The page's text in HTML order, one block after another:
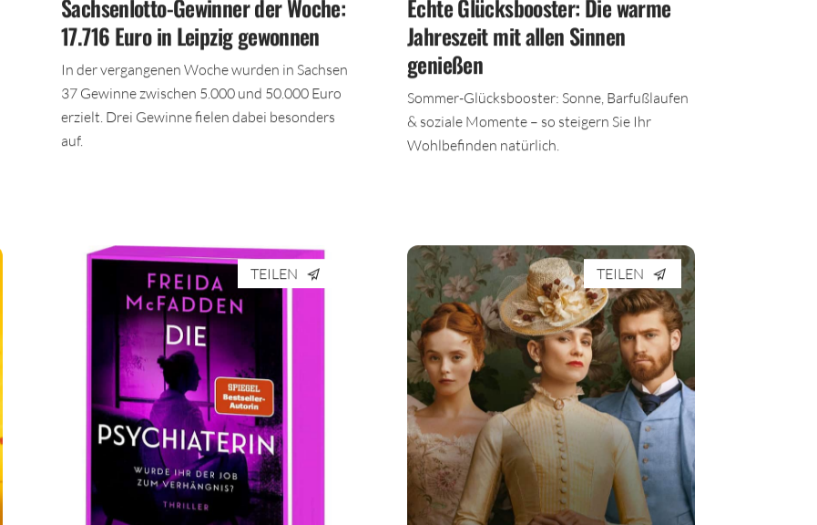
Sachsenlotto-Gewinner der Woche:
17.716 Euro in Leipzig gewonnen
In der vergangenen Woche wurden in Sachsen
37 Gewinne zwischen 5.000 und 50.000 Euro
erzielt. Drei Gewinne fielen dabei besonders
auf.
Echte Glücksbooster: Die warme
Jahreszeit mit allen Sinnen
genießen
Sommer-Glücksbooster: Sonne, Barfußlaufen
& soziale Momente – so steigern Sie Ihr
Wohlbefinden natürlich.
TEILEN TEILEN